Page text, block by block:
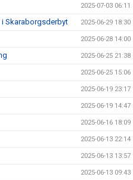
2025-07-03 06:11
i Skaraborgsderbyt 2025-06-29 18:30
2025-06-28 14:00
2025-06-25 21:38
2025-06-25 15:06
2025-06-19 23:17
2025-06-19 14:47
2025-06-16 18:09
2025-06-13 22:14
2025-06-13 13:57
2025-06-13 09:43